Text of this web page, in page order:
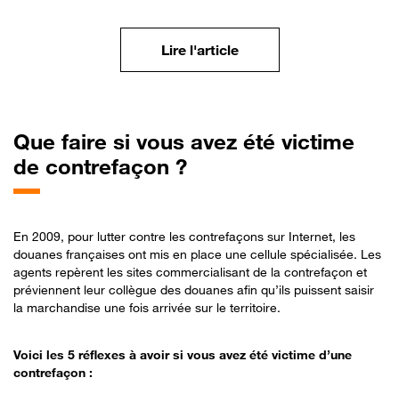
Lire l'article
Que faire si vous avez été victime
de contrefaçon ?
En 2009, pour lutter contre les contrefaçons sur Internet, les
douanes françaises ont mis en place une cellule spécialisée. Les
agents repèrent les sites commercialisant de la contrefaçon et
préviennent leur collègue des douanes afin qu’ils puissent saisir
la marchandise une fois arrivée sur le territoire.
Voici les 5 réflexes à avoir si vous avez été victime d’une
contrefaçon :